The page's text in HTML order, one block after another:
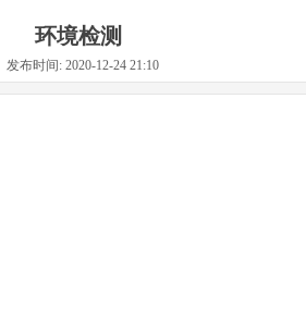
环境检测
发布时间: 2020-12-24 21:10